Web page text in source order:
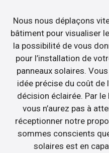
Nous nous déplaçons
bâtiment pour visualiser
la possibilité de vous
pour l’installation de
panneaux solaires.
idée précise du coût de
décision éclairée. Par
vous n’aurez pas à
réceptionner notre
sommes conscients
solaires est en